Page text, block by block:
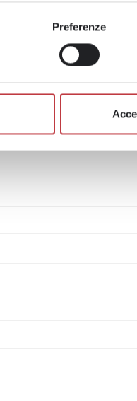
Preferenze
ecc.
BISOGNO